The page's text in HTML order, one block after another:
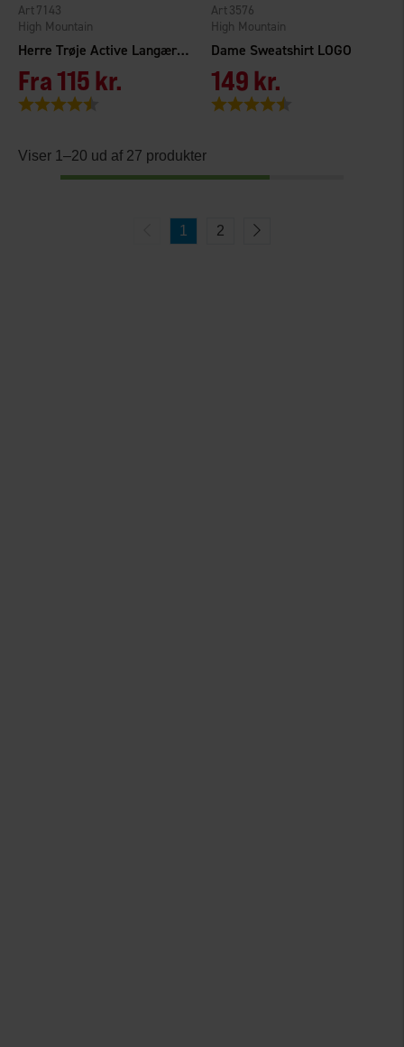
Herre Trøje Active Langærmet
High Mountain
7143
Fra115 kr.
Vurdering:
Dame Sweatshirt LOGO
High Mountain
3576
149 kr.
Vurdering:
Viser 1–20 ud af 27 produkter
1 2